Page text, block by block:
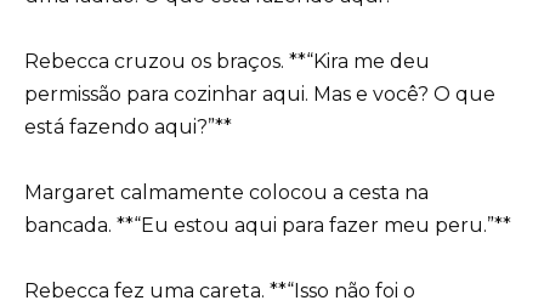
Rebecca cruzou os braços. **“Kira me deu
permissão para cozinhar aqui. Mas e você? O que
está fazendo aqui?”**
Margaret calmamente colocou a cesta na
bancada. **“Eu estou aqui para fazer meu peru.”**
Rebecca fez uma careta. **“Isso não foi o